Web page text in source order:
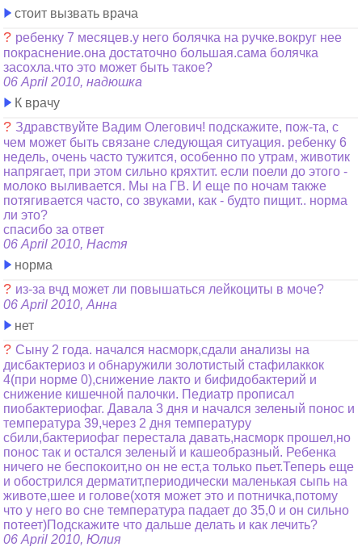
стоит вызвать врача
? ребенку 7 месяцев.у него болячка на ручке.вокруг нее
покраснение.она достаточно большая.сама болячка
засохла.что это может быть такое?
06 April 2010, надюшка
К врачу
? Здравствуйте Вадим Олегович! подскажите, пож-та, с
чем может быть связане следующая ситуация. ребенку 6
недель, очень часто тужится, особенно по утрам, животик
напрягает, при этом сильно кряхтит. если поели до этого -
молоко выливается. Мы на ГВ. И еще по ночам также
потягивается часто, со звуками, как - будто пищит.. норма
ли это?
спасибо за ответ
06 April 2010, Настя
норма
? из-за вчд может ли повышаться лейкоциты в моче?
06 April 2010, Анна
нет
?Сыну 2 года. начался насморк,сдали анализы на
дисбактериоз и обнаружили золотистый стафилаккок
4(при норме 0),снижение лакто и бифидобактерий и
снижение кишечной палочки. Педиатр прописал
пиобактериофаг. Давала 3 дня и начался зеленый понос и
температура 39,через 2 дня температуру
сбили,бактериофаг перестала давать,насморк прошел,но
понос так и остался зеленый и кашеобразный. Ребенка
ничего не беспокоит,но он не ест,а только пьет.Теперь еще
и обострился дерматит,периодически маленькая сыпь на
животе,шее и голове(хотя может это и потничка,потому
что у него во сне температура падает до 35,0 и он сильно
потеет)Подскажите что дальше делать и как лечить?
06 April 2010, Юлия